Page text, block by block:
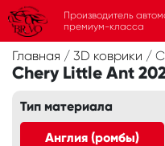
Главная / 3D коврики /
Chery Little Ant
Тип материала
Англия (ромбы)
Производитель
премиум-класса